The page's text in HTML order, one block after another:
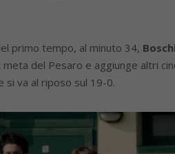
primo tempo, al minuto 34, Boschi
meta del Pesaro e aggiunge altri
si va al riposo sul 19-0.